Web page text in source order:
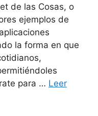
de las Cosas, o
ejemplos de
la forma en que
para … Leer